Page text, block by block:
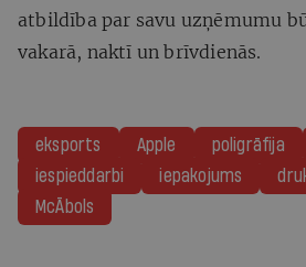
atbildība par savu uzņēmumu
vakarā, naktī un brīvdienās.
eksports Apple poligrāfija
iespieddarbi
iepakojums
McĀbols